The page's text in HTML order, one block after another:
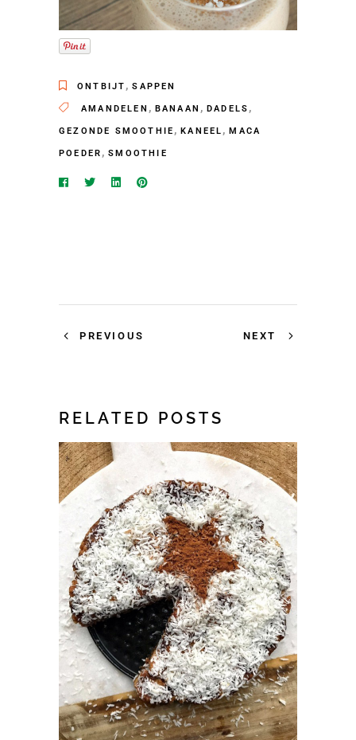
ONTBIJT ,SAPPEN
AMANDELEN , BANAAN ,DADELS ,
GEZONDE SMOOTHIE ,KANEEL ,MACA
POEDER ,SMOOTHIE
PREVIOUS NEXT
RELATED POSTS